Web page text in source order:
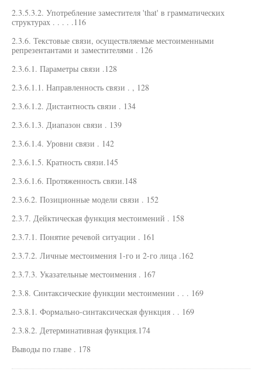
2.3.5.3.2. Употребление заместителя 'that' в грамматических
структурах . . . . .116
2.3.6. Текстовые связи, осуществляемые местоименными
репрезентантами и заместителями . 126
2.3.6.1. Параметры связи .128
2.3.6.1.1. Направленность связи . , 128
2.3.6.1.2. Дистантность связи . 134
2.3.6.1.3. Диапазон связи . 139
2.3.6.1.4. Уровни связи . 142
2.3.6.1.5. Кратность связи.145
2.3.6.1.6. Протяженность связи.148
2.3.6.2. Позиционные модели связи . 152
2.3.7. Дейктическая функция местоимений . 158
2.3.7.1. Понятие речевой ситуации . 161
2.3.7.2. Личные местоимения 1-го и 2-го лица .162
2.3.7.3. Указательные местоимения . 167
2.3.8. Синтаксические функции местоимении . . . 169
2.3.8.1. Формально-синтаксическая функция . . 169
2.3.8.2. Детерминативная функция.174
Выводы по главе . 178